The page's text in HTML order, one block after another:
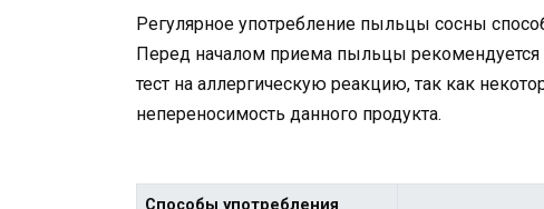
Регулярное употребление пыльцы сосны
Перед началом приема пыльцы рекомендуется
тест на аллергическую реакцию, так как
непереносимость данного продукта.
Способы употребления